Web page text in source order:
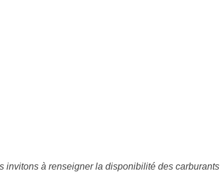
invitons à renseigner la disponibilité des carburants